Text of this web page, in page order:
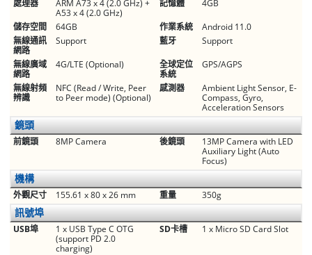
處理器
ARM A73 x 4 (2.0 GHz) +
A53 x 4 (2.0 GHz)
記憶體
4GB
儲存空間
64GB 作業系統
Android 11.0
無線通訊
網路
Support 藍牙
Support
無線廣域
網路
4G/LTE (Optional)
全球定位
系統
GPS/AGPS
無線射頻
辨識
NFC (Read / Write, Peer
to Peer mode) (Optional)
感測器
Ambient Light Sensor, E-
Compass, Gyro,
Acceleration Sensors
鏡頭
前鏡頭 8MP Camera 後鏡頭
13MP Camera with LED
Auxiliary Light (Auto
Focus)
機構
外觀尺寸 155.61 x 80 x 26 mm 重量 350g
訊號埠
USB埠
1 x USB Type C OTG
(support PD 2.0
charging)
SD卡槽 1 x Micro SD Card Slot